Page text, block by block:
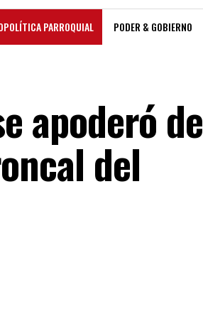
PARROQUIAL PODER & GOBIERNO
apoderó de
del